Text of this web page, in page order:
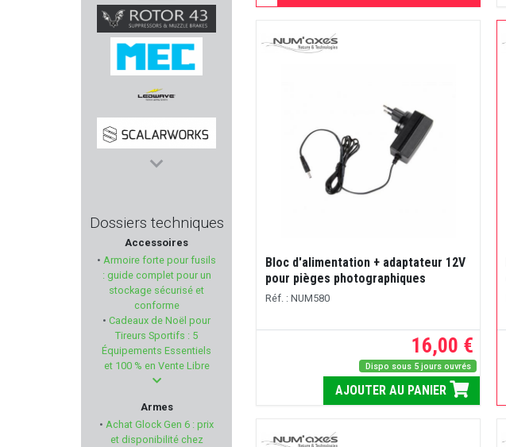
EYENIMAL
ROTOR43
MEC
LEDWAVE
SCALARWORKS
TUNET
MERCUREY MANSART
VALMET
GABION UNLIMITED
HAGOPUR
Dossiers techniques
Accessoires
• Armoire forte pour fusils
: guide complet pour un
stockage sécurisé et
conforme
• Cadeaux de Noël pour
Tireurs Sportifs : 5
Équipements Essentiels
et 100 % en Vente Libre
Armes
• Achat Glock Gen 6 : prix
et disponibilité chez
Bloc d'alimentation + adaptateur 12V
pour pièges photographiques
Réf. : NUM580
16,00 €
Dispo sous 5 jours ouvrés
AJOUTER AU PANIER